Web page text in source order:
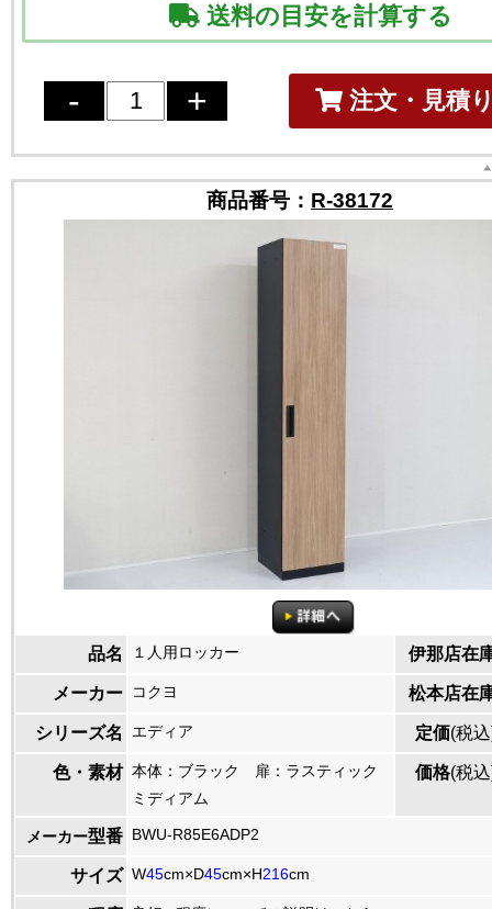
送料の目安を計算する
注文・見積
商品番号： R-38172
品名 １人用ロッカー 伊那店在
メーカー コクヨ 松本店在
シリーズ名 エディア 定価(税
色・素材 本体：ブラック 扉：ラスティック
ミディアム
価格(税
メーカー型番 BWU-R85E6ADP2
サイズ W45cm×D45cm×H216cm